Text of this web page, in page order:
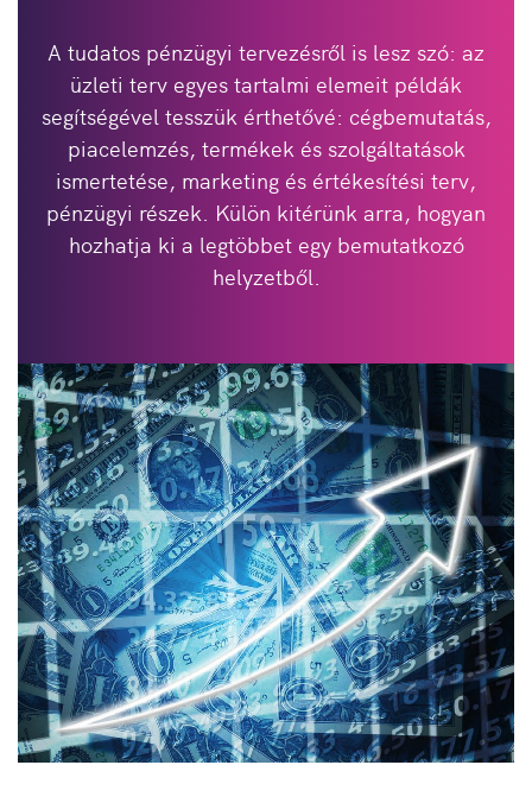
A tudatos pénzügyi tervezésről is lesz szó: az
üzleti terv egyes tartalmi elemeit példák
segítségével tesszük érthetővé: cégbemutatás,
piacelemzés, termékek és szolgáltatások
ismertetése, marketing és értékesítési terv,
pénzügyi részek. Külön kitérünk arra, hogyan
hozhatja ki a legtöbbet egy bemutatkozó
helyzetből.